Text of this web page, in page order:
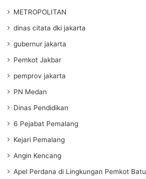
METROPOLITAN
dinas citata dki jakarta
gubernur jakarta
Pemkot Jakbar
pemprov jakarta
PN Medan
Dinas Pendidikan
6 Pejabat Pemalang
Kejari Pemalang
Angin Kencang
Apel Perdana di Lingkungan Pemkot Batu